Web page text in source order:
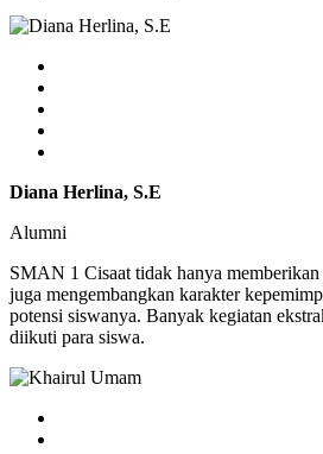
Diana Herlina, S.E
Alumni
SMAN 1 Cisaat tidak hanya memberikan
juga mengembangkan karakter
potensi siswanya. Banyak kegiatan
diikuti para siswa.